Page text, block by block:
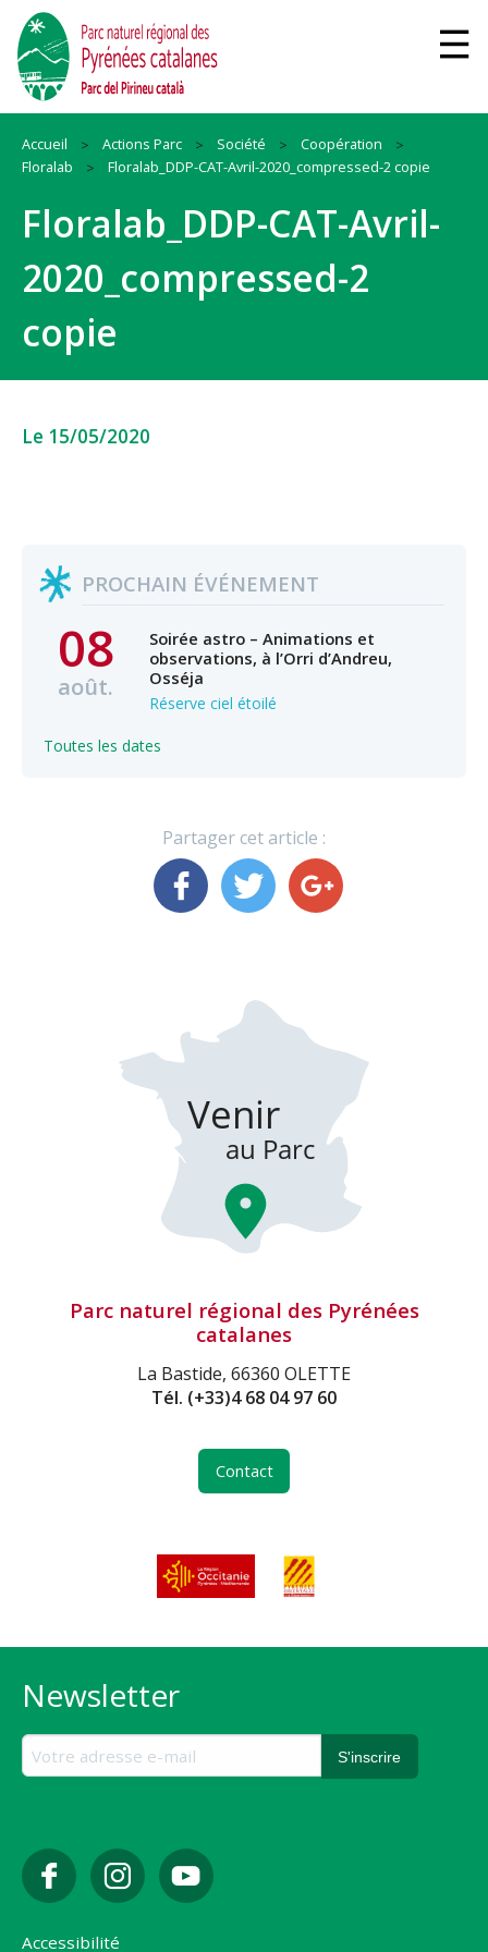
Accueil Actions Parc Société
Coopération
Floralab
Floralab_DDP-CAT-Avril-2020_compressed-2 copie
Floralab_DDP-CAT-Avril-
2020_compressed-2
copie
Le 15/05/2020
PROCHAIN ÉVÉNEMENT
08
août.
Soirée astro – Animations et
observations, à l’Orri d’Andreu,
Osséja
Réserve ciel étoilé
Toutes les dates
Partager cet article :
Parc naturel régional des Pyrénées
catalanes
La Bastide, 66360 OLETTE
Tél. (+33)4 68 04 97 60
Contact
Newsletter
Accessibilité